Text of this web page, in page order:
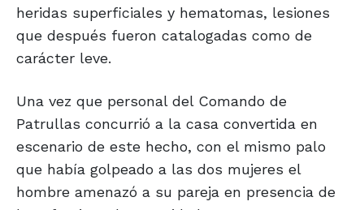
heridas superficiales y hematomas, lesiones
que después fueron catalogadas como de
carácter leve.
Una vez que personal del Comando de
Patrullas concurrió a la casa convertida en
escenario de este hecho, con el mismo palo
que había golpeado a las dos mujeres el
hombre amenazó a su pareja en presencia de